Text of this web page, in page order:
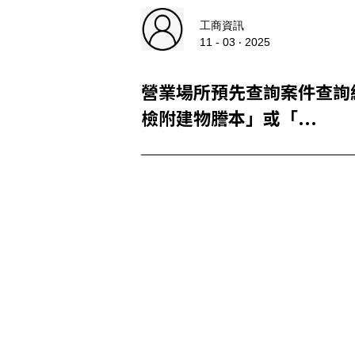
工商資訊
11 - 03 ‧ 2025
營業場所預先查詢案件查
檢附建物謄本」或「...